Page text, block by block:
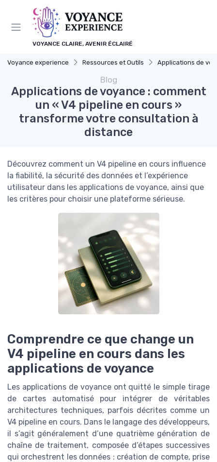
VOYANCE CLAIRE, AVENIR ÉCLAIRÉ
Voyance experience Ressources et Outils Applications de
Blog
Applications de voyance : comment
un « V4 pipeline en cours »
transforme votre consultation à
distance
Découvrez comment un V4 pipeline en cours influence
la fiabilité, la sécurité des données et l’expérience
utilisateur dans les applications de voyance, ainsi que
les critères pour choisir une plateforme sérieuse.
Comprendre ce que change un
V4 pipeline en cours dans les
applications de voyance
Les applications de voyance ont quitté le simple tirage
de cartes automatisé pour intégrer de véritables
architectures techniques, parfois décrites comme un
V4 pipeline en cours. Dans le langage des développeurs,
il s’agit généralement d’une quatrième génération de
chaîne de traitement, composée d’étapes successives
qui orchestrent les données : création de compte, prise
Panneau de gestion des cookies